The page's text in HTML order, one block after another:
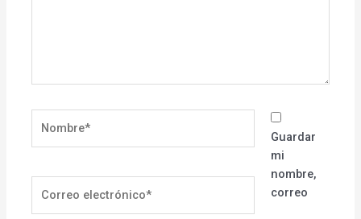
electrónico*
Guardar
mi
nombre,
correo